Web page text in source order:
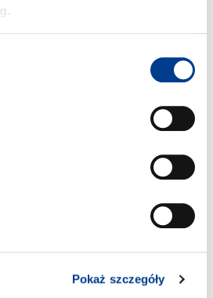
Pokaż szczegóły
biegów
Kontynuuj